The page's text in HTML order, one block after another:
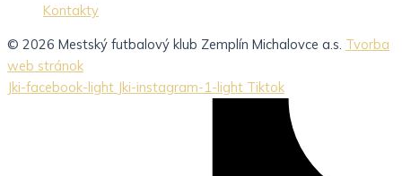
Kontakty
© 2026 Mestský futbalový klub Zemplín Michalovce a.s. Tvorba
web stránok
Jki-facebook-light Jki-instagram-1-light Tiktok